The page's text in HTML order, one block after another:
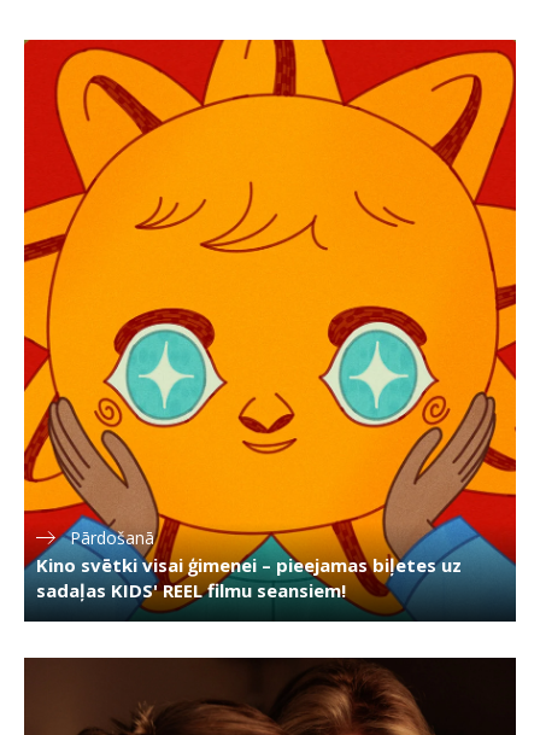
Pārdošanā
Kino svētki visai ģimenei – pieejamas biļetes uz
sadaļas KIDS' REEL filmu seansiem!